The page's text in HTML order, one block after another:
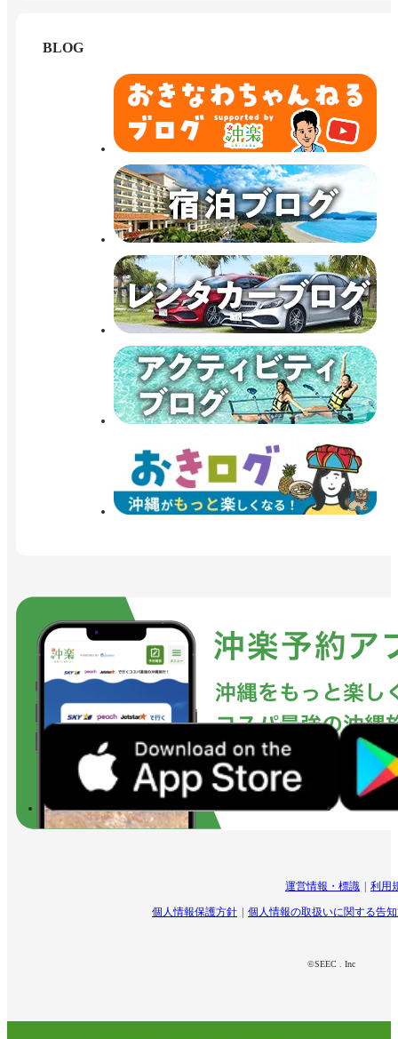
BLOG
運営情報・標識 利用
個人情報保護方針 個人情報の取扱いに関する告
©SEEC . Inc